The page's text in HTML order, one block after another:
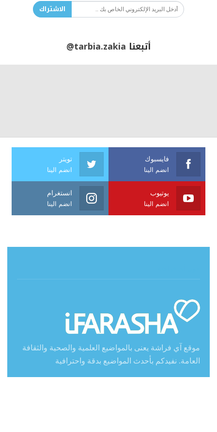
الاشتراك
أتبعنا @tarbia.zakia
فايسبوك
انضم الينا
تويتر
انضم الينا
يوتيوب
انضم الينا
انستغرام
انضم الينا
موقع آي فراشة يعنى بالمواضيع العلمية والصحية والثقافة
العامة. نفيدكم بأحدث المواضيع بدقة واحترافية